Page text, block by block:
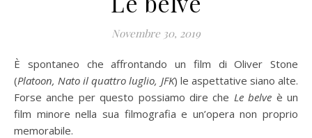
Novembre 30, 2019
È spontaneo che affrontando un film di Oliver Stone
(Platoon, Nato il quattro luglio, JFK) le aspettative siano alte.
Forse anche per questo possiamo dire che Le belve è un
film minore nella sua filmografia e un’opera non proprio
memorabile.